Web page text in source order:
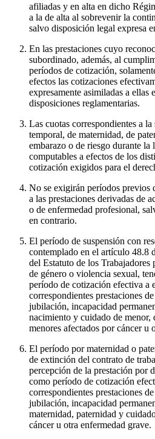
afiliadas y en alta en dicho
a la de alta al sobrevenir la
salvo disposición legal expresa
En las prestaciones cuyo
subordinado, además, al
períodos de cotización,
efectos las cotizaciones
expresamente asimiladas a ellas
disposiciones reglamentarias.
Las cuotas correspondientes a
temporal, de maternidad, de
embarazo o de riesgo durante la
computables a efectos de los
cotización exigidos para el
No se exigirán períodos previos
a las prestaciones derivadas de
o de enfermedad profesional,
en contrario.
El período de suspensión con
contemplado en el artículo 48.8
del Estatuto de los Trabajadores
de género o violencia sexual,
período de cotización efectiva a
correspondientes prestaciones
jubilación, incapacidad
nacimiento y cuidado de menor,
menores afectados por cáncer u
El período por maternidad o
de extinción del contrato de
percepción de la prestación por
como período de cotización
correspondientes prestaciones
jubilación, incapacidad
maternidad, paternidad y
cáncer u otra enfermedad grave.